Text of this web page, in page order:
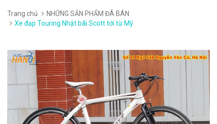
Trang chủ
NHỮNG SẢN PHẨM ĐÃ BÁN
Xe đạp Touring Nhật bãi Scott tới từ Mỹ